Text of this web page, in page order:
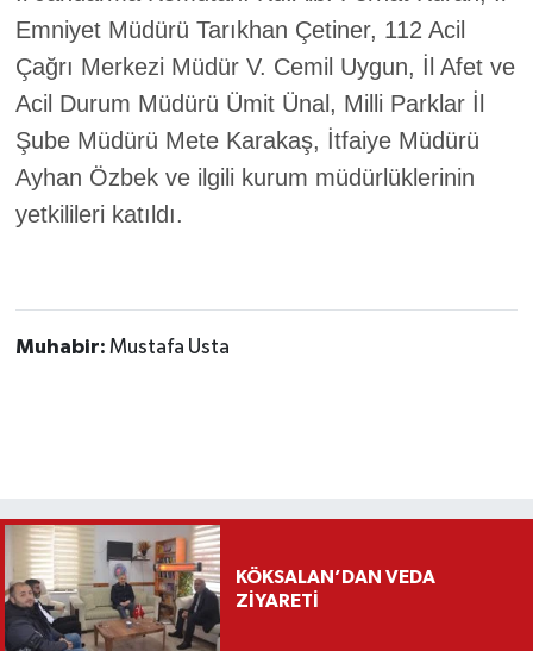
Emniyet Müdürü Tarıkhan Çetiner, 112 Acil
Çağrı Merkezi Müdür V. Cemil Uygun, İl Afet ve
Acil Durum Müdürü Ümit Ünal, Milli Parklar İl
Şube Müdürü Mete Karakaş, İtfaiye Müdürü
Ayhan Özbek ve ilgili kurum müdürlüklerinin
yetkilileri katıldı.
Muhabir: Mustafa Usta
KÖKSALAN’DAN VEDA
ZİYARETİ